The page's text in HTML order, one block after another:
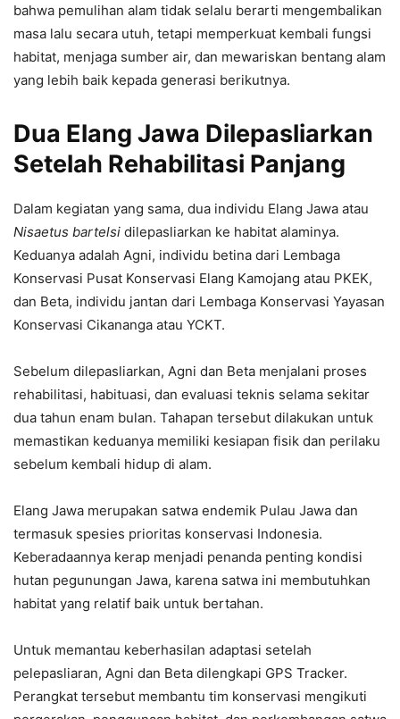
bahwa pemulihan alam tidak selalu berarti mengembalikan
masa lalu secara utuh, tetapi memperkuat kembali fungsi
habitat, menjaga sumber air, dan mewariskan bentang alam
yang lebih baik kepada generasi berikutnya.
Dua Elang Jawa Dilepasliarkan
Setelah Rehabilitasi Panjang
Dalam kegiatan yang sama, dua individu Elang Jawa atau
Nisaetus bartelsi dilepasliarkan ke habitat alaminya.
Keduanya adalah Agni, individu betina dari Lembaga
Konservasi Pusat Konservasi Elang Kamojang atau PKEK,
dan Beta, individu jantan dari Lembaga Konservasi Yayasan
Konservasi Cikananga atau YCKT.
Sebelum dilepasliarkan, Agni dan Beta menjalani proses
rehabilitasi, habituasi, dan evaluasi teknis selama sekitar
dua tahun enam bulan. Tahapan tersebut dilakukan untuk
memastikan keduanya memiliki kesiapan fisik dan perilaku
sebelum kembali hidup di alam.
Elang Jawa merupakan satwa endemik Pulau Jawa dan
termasuk spesies prioritas konservasi Indonesia.
Keberadaannya kerap menjadi penanda penting kondisi
hutan pegunungan Jawa, karena satwa ini membutuhkan
habitat yang relatif baik untuk bertahan.
Untuk memantau keberhasilan adaptasi setelah
pelepasliaran, Agni dan Beta dilengkapi GPS Tracker.
Perangkat tersebut membantu tim konservasi mengikuti